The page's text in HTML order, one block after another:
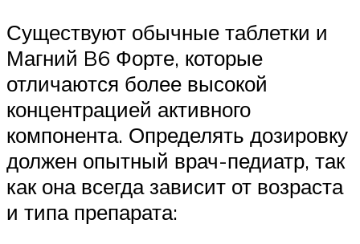
Существуют обычные таблетки и
Магний B6 Форте, которые
отличаются более высокой
концентрацией активного
компонента. Определять дозировку
должен опытный врач-педиатр, так
как она всегда зависит от возраста
и типа препарата: